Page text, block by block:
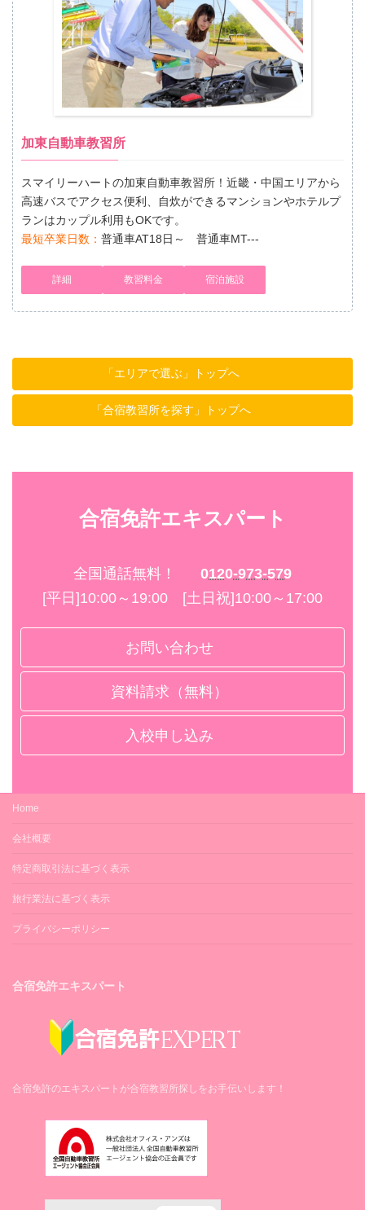
加東自動車教習所
スマイリーハートの加東自動車教習所！近畿・中国エリアから
高速バスでアクセス便利、自炊ができるマンションやホテルプ
ランはカップル利用もOKです。
最短卒業日数： 普通車AT18日～ 普通車MT---
詳細 教習料金 宿泊施設
「エリアで選ぶ」トップへ
「合宿教習所を探す」トップへ
合宿免許エキスパート
全国通話無料！
0120-973-579
[平日]10:00～19:00 [土日祝]10:00～17:00
お問い合わせ
資料請求（無料）
入校申し込み
Home
会社概要
特定商取引法に基づく表示
旅行業法に基づく表示
プライバシーポリシー
合宿免許エキスパート
合宿免許のエキスパートが合宿教習所探しをお手伝いします！